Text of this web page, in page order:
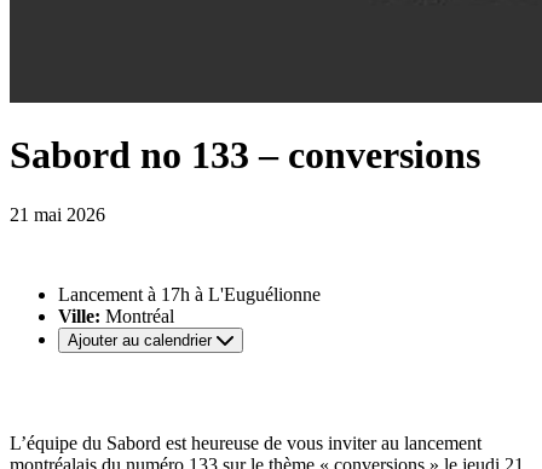
Sabord no 133 – conversions
21 mai 2026
Lancement à 17h à L'Euguélionne
Ville: Montréal
Ajouter au calendrier
L’équipe du Sabord est heureuse de vous inviter au lancement
montréalais du numéro 133 sur le thème « conversions » le jeudi 21